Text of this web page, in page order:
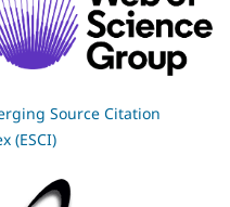
Source Citation
(ESCI)